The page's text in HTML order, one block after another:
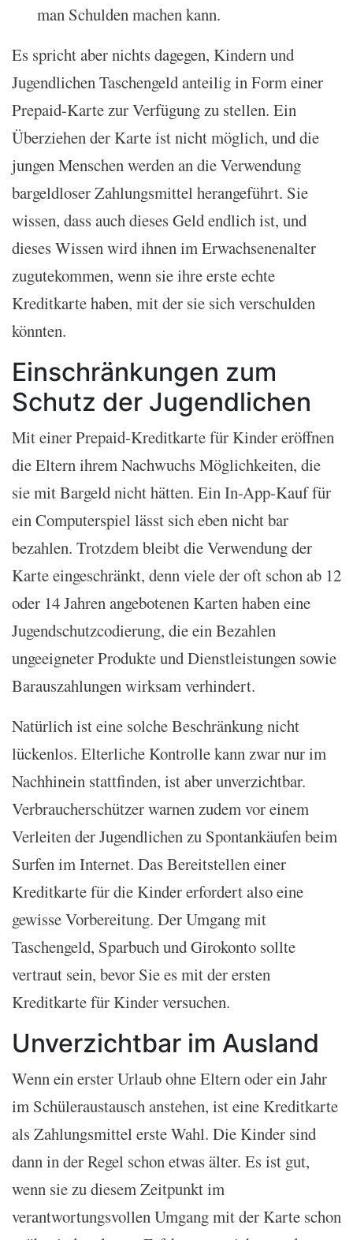
man Schulden machen kann.
Es spricht aber nichts dagegen, Kindern und
Jugendlichen Taschengeld anteilig in Form einer
Prepaid-Karte zur Verfügung zu stellen. Ein
Überziehen der Karte ist nicht möglich, und die
jungen Menschen werden an die Verwendung
bargeldloser Zahlungsmittel herangeführt. Sie
wissen, dass auch dieses Geld endlich ist, und
dieses Wissen wird ihnen im Erwachsenenalter
zugutekommen, wenn sie ihre erste echte
Kreditkarte haben, mit der sie sich verschulden
könnten.
Einschränkungen zum
Schutz der Jugendlichen
Mit einer Prepaid-Kreditkarte für Kinder eröffnen
die Eltern ihrem Nachwuchs Möglichkeiten, die
sie mit Bargeld nicht hätten. Ein In-App-Kauf für
ein Computerspiel lässt sich eben nicht bar
bezahlen. Trotzdem bleibt die Verwendung der
Karte eingeschränkt, denn viele der oft schon ab 12
oder 14 Jahren angebotenen Karten haben eine
Jugendschutzcodierung, die ein Bezahlen
ungeeigneter Produkte und Dienstleistungen sowie
Barauszahlungen wirksam verhindert.
Natürlich ist eine solche Beschränkung nicht
lückenlos. Elterliche Kontrolle kann zwar nur im
Nachhinein stattfinden, ist aber unverzichtbar.
Verbraucherschützer warnen zudem vor einem
Verleiten der Jugendlichen zu Spontankäufen beim
Surfen im Internet. Das Bereitstellen einer
Kreditkarte für die Kinder erfordert also eine
gewisse Vorbereitung. Der Umgang mit
Taschengeld, Sparbuch und Girokonto sollte
vertraut sein, bevor Sie es mit der ersten
Kreditkarte für Kinder versuchen.
Unverzichtbar im Ausland
Wenn ein erster Urlaub ohne Eltern oder ein Jahr
im Schüleraustausch anstehen, ist eine Kreditkarte
als Zahlungsmittel erste Wahl. Die Kinder sind
dann in der Regel schon etwas älter. Es ist gut,
wenn sie zu diesem Zeitpunkt im
verantwortungsvollen Umgang mit der Karte schon